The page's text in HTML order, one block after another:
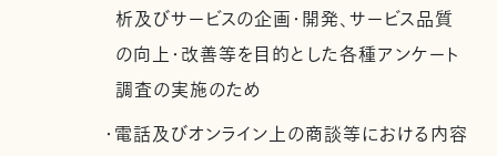
析及びサービスの企画・開発、サービス品質
の向上・改善等を目的とした各種アンケート
調査の実施のため
・電話及びオンライン上の商談等における内容